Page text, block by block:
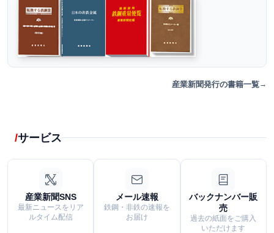
産業新聞発行の書籍一覧
サービス
産業新聞SNS
最新ニュースをリア
ルタイム配信
メール速報
鉄鋼・非鉄の速報を
お届け
バックナンバー販
売
過去の紙面をご購入
いただけます